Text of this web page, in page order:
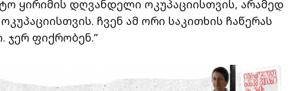
ყირიმის დღვანდელი ოკუპაციისთვის, არამედ
ჩვენ ამ ორი საკითხის ჩაწერას
ფიქრობენ.”